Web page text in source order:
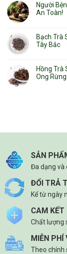
Người
An Toàn!
Bạch Trà
Tây Bắc
Hồng Trà
Ong
SẢN
Đa dạng và
ĐỔI TRẢ
Kể từ ngày
CAM KẾT
Chất lượng
MIỄN PHÍ
Theo chính